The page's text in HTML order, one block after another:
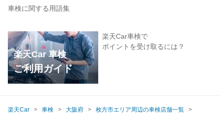
車検に関する用語集
楽天Car 車検
ご利用ガイド
楽天Car車検で
ポイントを受け取るには？
楽天Car 車検 大阪府
枚方市エリア周辺の車検店舗一覧